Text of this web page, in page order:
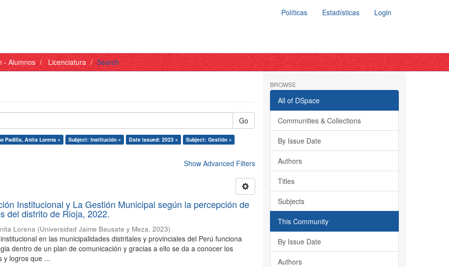
Políticas Estadísticas Login
- Alumnos Licenciatura Search
Go
Padilla, Anita Lorena × Subject: Institución × Date issued: 2023 ×
Subject: Gestión ×
Show Advanced Filters
Institucional y La Gestión Municipal según la percepción de
del distrito de Rioja, 2022.
Lorena (Universidad Jaime Bausate y Meza,2023)
en las municipalidades distritales y provinciales del Perú funciona
dentro de un plan de comunicación y gracias a ello se da a conocer los
y logros que ...
BROWSE
All of DSpace
Communities & Collections
By Issue Date
Authors
Titles
Subjects
This Community
By Issue Date
Authors